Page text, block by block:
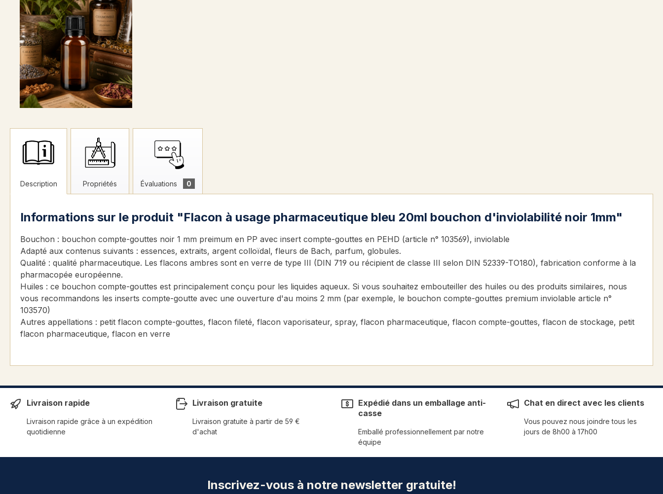
Description Propriétés Évaluations 0
Informations sur le produit "Flacon à usage pharmaceutique bleu 20ml bouchon d'inviolabilité noir 1mm"
Bouchon : bouchon compte-gouttes noir 1 mm preimum en PP avec insert compte-gouttes en PEHD (article n° 103569), inviolable
Adapté aux contenus suivants : essences, extraits, argent colloïdal, fleurs de Bach, parfum, globules.
Qualité : qualité pharmaceutique. Les flacons ambres sont en verre de type III (DIN 719 ou récipient de classe III selon DIN 52339-TO180), fabrication conforme à la
pharmacopée européenne.
Huiles : ce bouchon compte-gouttes est principalement conçu pour les liquides aqueux. Si vous souhaitez embouteiller des huiles ou des produits similaires, nous
vous recommandons les inserts compte-goutte avec une ouverture d'au moins 2 mm (par exemple, le bouchon compte-gouttes premium inviolable article n°
103570)
Autres appellations : petit flacon compte-gouttes, flacon fileté, flacon vaporisateur, spray, flacon pharmaceutique, flacon compte-gouttes, flacon de stockage, petit
flacon pharmaceutique, flacon en verre
Livraison rapide
Livraison rapide grâce à un expédition
quotidienne
Livraison gratuite
Livraison gratuite à partir de 59 €
d'achat
Expédié dans un emballage anti-
casse
Emballé professionnellement par notre
équipe
Chat en direct avec les clients
Vous pouvez nous joindre tous les
jours de 8h00 à 17h00
Inscrivez-vous à notre newsletter gratuite!